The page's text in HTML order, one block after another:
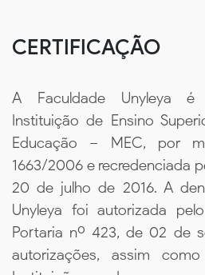
CERTIFICAÇÃO
A Faculdade Unyleya é
Instituição de Ensino
Educação – MEC, por
1663/2006 e recredenciada
20 de julho de 2016. A
Unyleya foi autorizada
Portaria nº 423, de 02 de
autorizações, assim